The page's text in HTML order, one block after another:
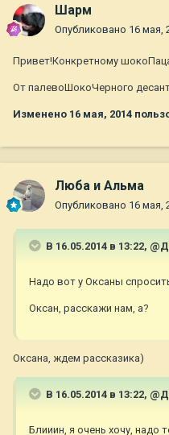
Шарм
Опубликовано 16 мая,
Привет!Конкретному
От палевоШокоЧерного
Изменено 16 мая, 2014
Люба и Альма
Опубликовано 16 мая,
В 16.05.2014 в 13:22,
Надо вот у Оксаны
Оксан, расскажи нам, а?
Оксана, ждем рассказика)
В 16.05.2014 в 13:22,
Блииин, я очень хочу, надо